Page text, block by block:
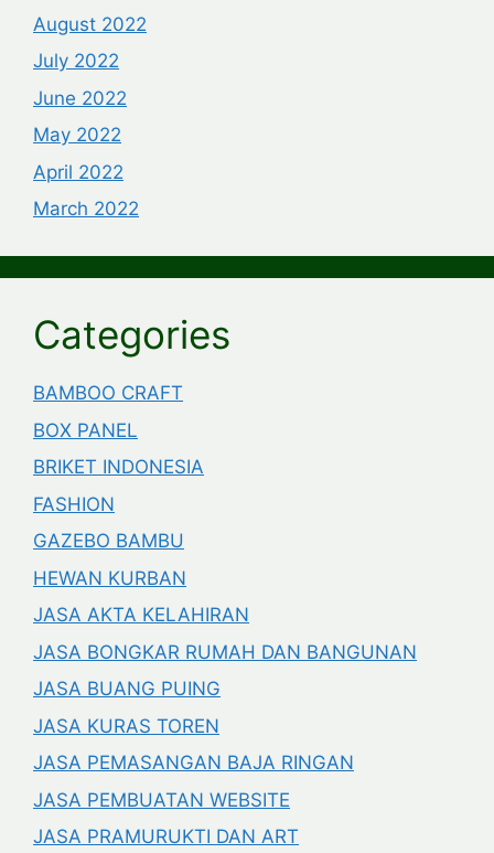
August 2022
July 2022
June 2022
May 2022
April 2022
March 2022
Categories
BAMBOO CRAFT
BOX PANEL
BRIKET INDONESIA
FASHION
GAZEBO BAMBU
HEWAN KURBAN
JASA AKTA KELAHIRAN
JASA BONGKAR RUMAH DAN BANGUNAN
JASA BUANG PUING
JASA KURAS TOREN
JASA PEMASANGAN BAJA RINGAN
JASA PEMBUATAN WEBSITE
JASA PRAMURUKTI DAN ART